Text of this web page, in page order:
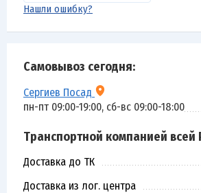
Самовывоз сегодня:
Сергиев Посад
пн-пт 09:00-19:00, сб-вс 09:00-18:00
Транспортной компанией всей
Доставка до ТК
Доставка из лог. центра
Нашли ошибку?